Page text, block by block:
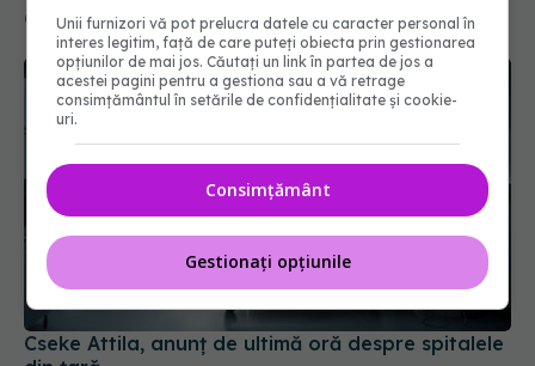
Cseke Attila, anunț de ultimă oră despre spitalele
din țară
31 iul 2026, 10:31
Unii furnizori vă pot prelucra datele cu caracter personal în
interes legitim, față de care puteți obiecta prin gestionarea
opțiunilor de mai jos. Căutați un link în partea de jos a
acestei pagini pentru a gestiona sau a vă retrage
consimțământul în setările de confidențialitate și cookie-
uri.
Consimțământ
Gestionați opțiunile